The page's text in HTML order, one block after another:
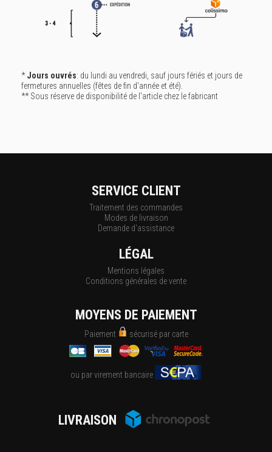
*Jours ouvrés: du lundi au vendredi, sauf jours fériés et jours de
fermetures annuelles (fêtes de fin d'année et été).
** Sous réserve de disponibilité de l'article chez le fabricant
SERVICE CLIENT
Traitement des commandes
Modes de livraison
Demande d'assistance
LÉGAL
Mentions légales
Conditions générales de vente
MOYENS DE PAIEMENT
Paiement sécurisé par carte
ou par virement bancaire
LIVRAISON